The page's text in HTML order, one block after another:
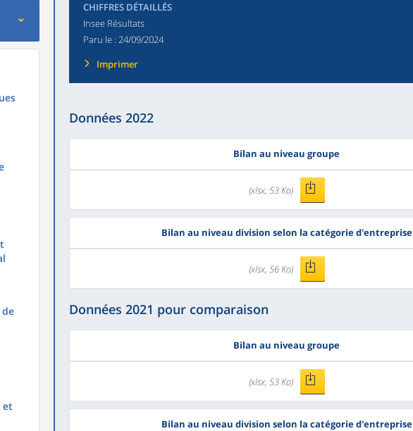
et
CHIFFRES DÉTAILLÉS
Insee Résultats
Paru le : 24/09/2024
Imprimer
Données 2022
Bilan au niveau groupe
(xlsx, 53 Ko)
Bilan au niveau division selon la catégorie d'entreprise
(xlsx, 56 Ko)
Données 2021 pour comparaison
Bilan au niveau groupe
(xlsx, 53 Ko)
Bilan au niveau division selon la catégorie d'entreprise